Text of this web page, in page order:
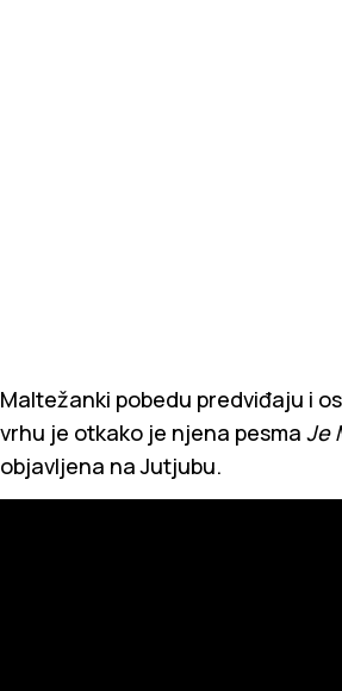
Maltežanki pobedu predviđaju i
vrhu je otkako je njena pesma Je
objavljena na Jutjubu.